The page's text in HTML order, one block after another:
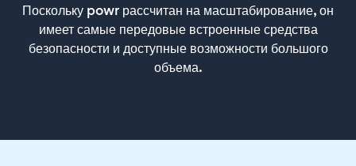
Поскольку powr рассчитан на масштабирование, он
имеет самые передовые встроенные средства
безопасности и доступные возможности большого
объема.